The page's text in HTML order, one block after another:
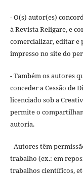
- O(s) autor(es)
à Revista Religare, e
comercializar, editar
impresso no site do
- Também os autores
conceder a Cessão de
licenciado sob a
permite o
autoria.
- Autores têm
trabalho (ex.: em
trabalhos científicos,